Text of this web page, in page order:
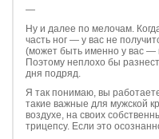
—
Ну и далее по мелочам.
часть ног — у вас не
(может быть именно у вас —
Поэтому неплохо бы
дня подряд.
Я так понимаю, вы
такие важные для мужской
воздухе, на своих
трицепсу. Если это